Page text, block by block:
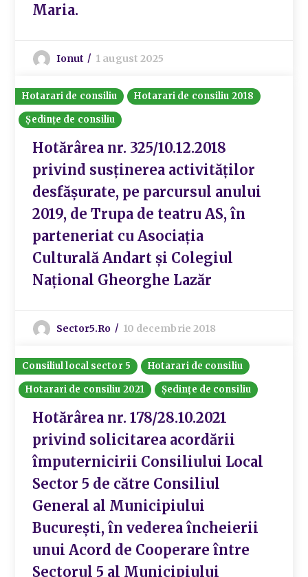
Maria.
Ionut 1 august 2025
Hotarari de consiliu
Hotarari de consiliu 2018
Ședințe de consiliu
Hotărârea nr. 325/10.12.2018
privind susținerea activităților
desfășurate, pe parcursul anului
2019, de Trupa de teatru AS, în
parteneriat cu Asociația
Culturală Andart și Colegiul
Național Gheorghe Lazăr
Sector5.ro 10 decembrie 2018
Consiliul local sector 5
Hotarari de consiliu
Hotarari de consiliu 2021
Ședințe de consiliu
Hotărârea nr. 178/28.10.2021
privind solicitarea acordării
împuternicirii Consiliului Local
Sector 5 de către Consiliul
General al Municipiului
București, în vederea încheierii
unui Acord de Cooperare între
Sectorul 5 al Municipiului